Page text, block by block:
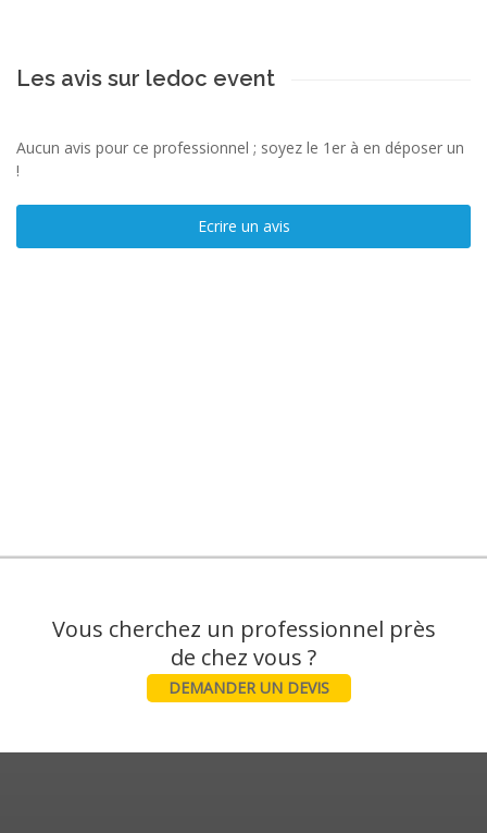
Les avis sur ledoc event
Aucun avis pour ce professionnel ; soyez le 1er à en déposer un
!
Ecrire un avis
Vous cherchez un professionnel près
DEMANDER UN DEVIS